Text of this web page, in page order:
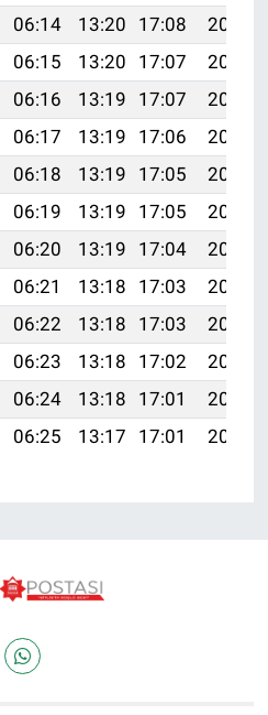
06:14 13:20 17:08
20:16
06:15 13:20 17:07
20:14
06:16 13:19 17:07
20:13
06:17 13:19 17:06
20:12
06:18 13:19 17:05
20:10
06:19 13:19 17:05
20:09
06:20 13:19 17:04
20:07
06:21 13:18 17:03
20:06
06:22 13:18 17:03
20:05
06:23 13:18 17:02
20:03
06:24 13:18 17:01
20:02
06:25 13:17 17:01 20:00